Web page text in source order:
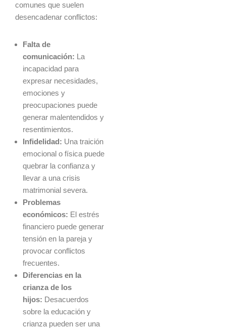
comunes que suelen
desencadenar conflictos:
Falta de
comunicación: La
incapacidad para
expresar necesidades,
emociones y
preocupaciones puede
generar malentendidos y
resentimientos.
Infidelidad: Una traición
emocional o física puede
quebrar la confianza y
llevar a una crisis
matrimonial severa.
Problemas
económicos: El estrés
financiero puede generar
tensión en la pareja y
provocar conflictos
frecuentes.
Diferencias en la
crianza de los
hijos: Desacuerdos
sobre la educación y
crianza pueden ser una